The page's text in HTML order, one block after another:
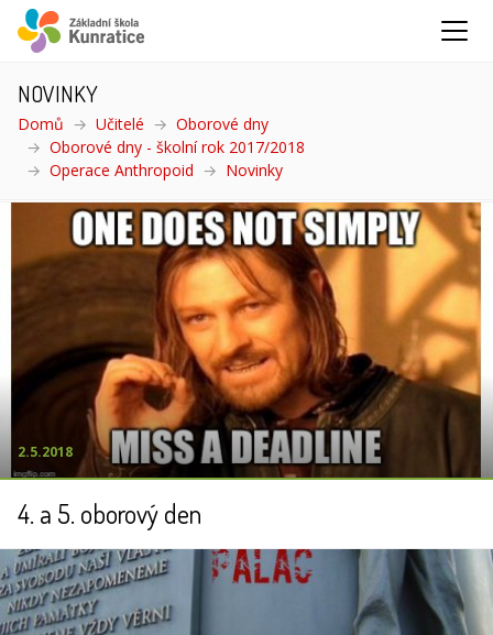
NOVINKY
Domů Učitelé
Oborové dny
Oborové dny - školní rok 2017/2018
Operace Anthropoid
Novinky
2.5.2018
4. a 5. oborový den